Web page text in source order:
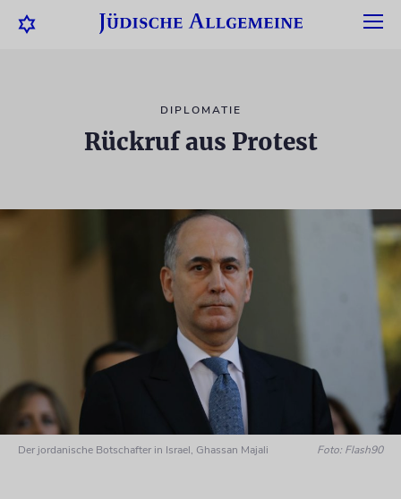
DIPLOMATIE
Rückruf aus Protest
Der jordanische Botschafter in Israel, Ghassan Majali Foto: Flash90